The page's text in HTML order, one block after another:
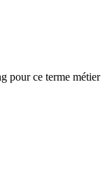
pour ce terme métier